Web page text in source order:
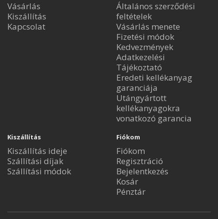
Vásárlás
Kiszállítás
Kapcsolat
Általános szerződési
feltételek
Vásárlás menete
Fizetési módok
Kedvezmények
Adatkezelési
Tájékoztató
Eredeti kellékanyag
garanciája
Utángyártott
kellékanyagokra
vonatkozó garancia
Kiszállítás
Kiszállítás ideje
Szállítási díjak
Szállítási módok
Fiókom
Fiókom
Regisztráció
Bejelentkezés
Kosár
Pénztár